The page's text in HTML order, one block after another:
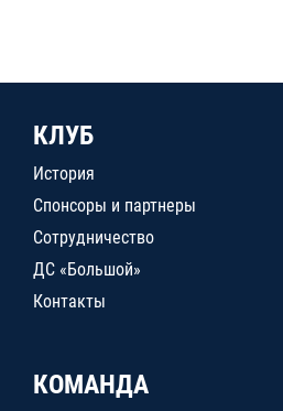
КЛУБ
История
Спонсоры и партнеры
Сотрудничество
ДС «Большой»
Контакты
КОМАНДА